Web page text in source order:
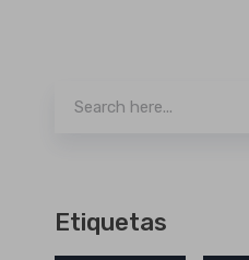
Etiquetas